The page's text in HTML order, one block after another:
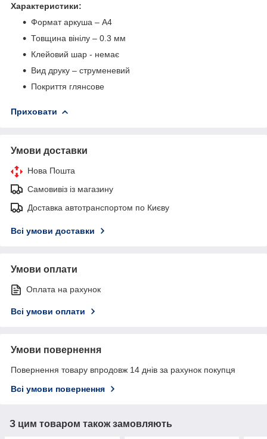
Характеристики:
Формат аркуша – А4
Товщина вінілу – 0.3 мм
Клейовий шар - немає
Вид друку – струменевий
Покриття глянсове
Приховати
Умови доставки
Нова Пошта
Самовивіз із магазину
Доставка автотранспортом по Києву
Всі умови доставки
Умови оплати
Оплата на рахунок
Всі умови оплати
Умови повернення
Повернення товару впродовж 14 днів за рахунок покупця
Всі умови повернення
З цим товаром також замовляють